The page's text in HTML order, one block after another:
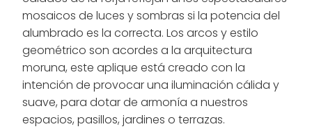
mosaicos de luces y sombras si la potencia del
alumbrado es la correcta. Los arcos y estilo
geométrico son acordes a la arquitectura
moruna, este aplique está creado con la
intención de provocar una iluminación cálida y
suave, para dotar de armonía a nuestros
espacios, pasillos, jardines o terrazas.